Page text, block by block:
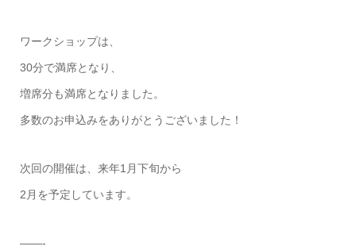
ワークショップは、
30分で満席となり、
増席分も満席となりました。
多数のお申込みをありがとうございました！
次回の開催は、来年1月下旬から
2月を予定しています。
——-